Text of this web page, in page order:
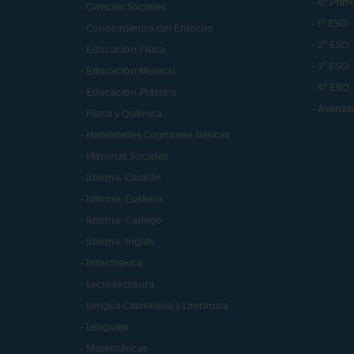
- Ciencias Sociales
- Conocimiento del Entorno
- Educación Física
- Educación Musical
- Educación Plástica
- Física y Química
- Habilidades Cognitivas Básicas
- Historias Sociales
- Idioma: Catalán
- Idioma: Euskera
- Idioma: Gallego
- Idioma: Inglés
- Informática
- Lectoescritura
- Lengua Castellana y Literatura
- Lenguaje
- Matemáticas
- 1º ESO
- 2º ESO
- 3º ESO
- 4º ESO
-